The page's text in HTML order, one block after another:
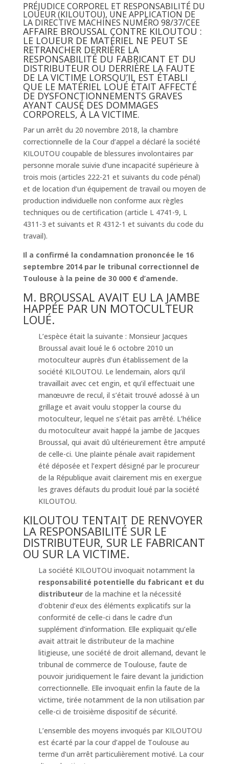
PRÉJUDICE CORPOREL ET RESPONSABILITÉ DU
LOUEUR (KILOUTOU), UNE APPLICATION DE
LA DIRECTIVE MACHINES NUMÉRO 98/37/CEE
AFFAIRE BROUSSAL CONTRE KILOUTOU :
LE LOUEUR DE MATÉRIEL NE PEUT SE
RETRANCHER DERRIÈRE LA
RESPONSABILITÉ DU FABRICANT ET DU
DISTRIBUTEUR OU DERRIÈRE LA FAUTE
DE LA VICTIME LORSQU’IL EST ÉTABLI
QUE LE MATÉRIEL LOUÉ ÉTAIT AFFECTÉ
DE DYSFONCTIONNEMENTS GRAVES
AYANT CAUSÉ DES DOMMAGES
CORPORELS, À LA VICTIME.
Par un arrêt du 20 novembre 2018, la chambre
correctionnelle de la Cour d’appel a déclaré la société
KILOUTOU coupable de blessures involontaires par
personne morale suivie d’une incapacité supérieure à
trois mois (articles 222-21 et suivants du code pénal)
et de location d’un équipement de travail ou moyen de
production individuelle non conforme aux règles
techniques ou de certification (article L 4741-9, L
4311-3 et suivants et R 4312-1 et suivants du code du
travail).
Il a confirmé la condamnation prononcée le 16
septembre 2014 par le tribunal correctionnel de
Toulouse à la peine de 30 000 € d’amende.
M. BROUSSAL AVAIT EU LA JAMBE
HAPPÉE PAR UN MOTOCULTEUR
LOUÉ.
L’espèce était la suivante : Monsieur Jacques
Broussal avait loué le 6 octobre 2010 un
motoculteur auprès d’un établissement de la
société KILOUTOU. Le lendemain, alors qu’il
travaillait avec cet engin, et qu’il effectuait une
manœuvre de recul, il s’était trouvé adossé à un
grillage et avait voulu stopper la course du
motoculteur, lequel ne s’était pas arrêté. L’hélice
du motoculteur avait happé la jambe de Jacques
Broussal, qui avait dû ultérieurement être amputé
de celle-ci. Une plainte pénale avait rapidement
été déposée et l’expert désigné par le procureur
de la République avait clairement mis en exergue
les graves défauts du produit loué par la société
KILOUTOU.
KILOUTOU TENTAIT DE RENVOYER
LA RESPONSABILITÉ SUR LE
DISTRIBUTEUR, SUR LE FABRICANT
OU SUR LA VICTIME.
La société KILOUTOU invoquait notamment la
responsabilité potentielle du fabricant et du
distributeurde la machine et la nécessité
d’obtenir d’eux des éléments explicatifs sur la
conformité de celle-ci dans le cadre d’un
supplément d’information. Elle expliquait qu’elle
avait attrait le distributeur de la machine
litigieuse, une société de droit allemand, devant le
tribunal de commerce de Toulouse, faute de
pouvoir juridiquement le faire devant la juridiction
correctionnelle. Elle invoquait enfin la faute de la
victime, tirée notamment de la non utilisation par
celle-ci de troisième dispositif de sécurité.
L’ensemble des moyens invoqués par KILOUTOU
est écarté par la cour d’appel de Toulouse au
terme d’un arrêt particulièrement motivé. La cour